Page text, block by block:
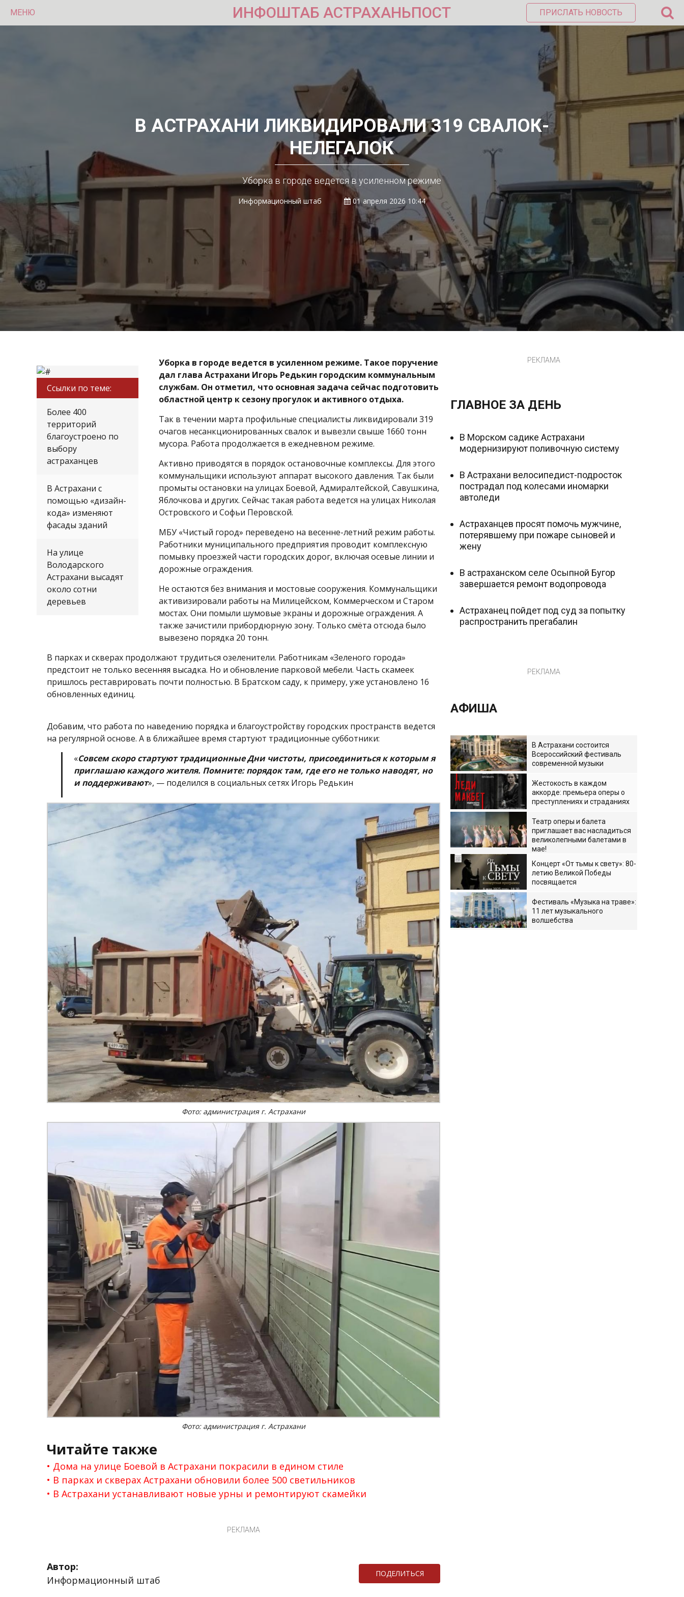
МЕНЮ ИНФОШТАБ АСТРАХАНЬПОСТ ПРИСЛАТЬ НОВОСТЬ
В АСТРАХАНИ ЛИКВИДИРОВАЛИ 319 СВАЛОК-
НЕЛЕГАЛОК
Уборка в городе ведется в усиленном режиме
Информационный штаб 01 апреля 2026 10:44
Ссылки по теме:
Более 400
территорий
благоустроено по
выбору
астраханцев
В Астрахани с
помощью «дизайн-
кода» изменяют
фасады зданий
На улице
Володарского
Астрахани высадят
около сотни
деревьев
Уборка в городе ведется в усиленном режиме. Такое поручение
дал глава Астрахани Игорь Редькин городским коммунальным
службам. Он отметил, что основная задача сейчас подготовить
областной центр к сезону прогулок и активного отдыха.
Так в течении марта профильные специалисты ликвидировали 319
очагов несанкционированных свалок и вывезли свыше 1660 тонн
мусора. Работа продолжается в ежедневном режиме.
Активно приводятся в порядок остановочные комплексы. Для этого
коммунальщики используют аппарат высокого давления. Так были
промыты остановки на улицах Боевой, Адмиралтейской, Савушкина,
Яблочкова и других. Сейчас такая работа ведется на улицах Николая
Островского и Софьи Перовской.
МБУ «Чистый город» переведено на весенне-летний режим работы.
Работники муниципального предприятия проводит комплексную
помывку проезжей части городских дорог, включая осевые линии и
дорожные ограждения.
Не остаются без внимания и мостовые сооружения. Коммунальщики
активизировали работы на Милицейском, Коммерческом и Старом
мостах. Они помыли шумовые экраны и дорожные ограждения. А
также зачистили прибордюрную зону. Только смёта отсюда было
вывезено порядка 20 тонн.
В парках и скверах продолжают трудиться озеленители. Работникам «Зеленого города»
предстоит не только весенняя высадка. Но и обновление парковой мебели. Часть скамеек
пришлось реставрировать почти полностью. В Братском саду, к примеру, уже установлено 16
обновленных единиц.
Добавим, что работа по наведению порядка и благоустройству городских пространств ведется
на регулярной основе. А в ближайшее время стартуют традиционные субботники:
«Совсем скоро стартуют традиционные Дни чистоты, присоединиться к которым я
приглашаю каждого жителя. Помните: порядок там, где его не только наводят, но
и поддерживают», — поделился в социальных сетях Игорь Редькин
Фото: администрация г. Астрахани
Фото: администрация г. Астрахани
Читайте также
Дома на улице Боевой в Астрахани покрасили в едином стиле
В парках и скверах Астрахани обновили более 500 светильников
В Астрахани устанавливают новые урны и ремонтируют скамейки
РЕКЛАМА
Автор:
Информационный штаб
ПОДЕЛИТЬСЯ
РЕКЛАМА
ГЛАВНОЕ ЗА ДЕНЬ
В Морском садике Астрахани
модернизируют поливочную систему
В Астрахани велосипедист-подросток
пострадал под колесами иномарки
автоледи
Астраханцев просят помочь мужчине,
потерявшему при пожаре сыновей и
жену
В астраханском селе Осыпной Бугор
завершается ремонт водопровода
Астраханец пойдет под суд за попытку
распространить прегабалин
РЕКЛАМА
АФИША
В Астрахани состоится
Всероссийский фестиваль
современной музыки
Жестокость в каждом
аккорде: премьера оперы о
преступлениях и страданиях
Театр оперы и балета
приглашает вас насладиться
великолепными балетами в
мае!
Концерт «От тьмы к свету»: 80-
летию Великой Победы
посвящается
Фестиваль «Музыка на траве»:
11 лет музыкального
волшебства